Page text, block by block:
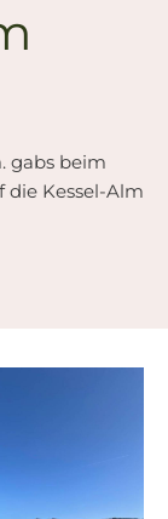
gabs beim
die Kessel-Alm